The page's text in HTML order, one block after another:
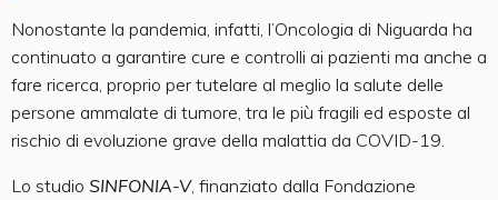
Nonostante la pandemia, infatti, l’Oncologia di Niguarda ha
continuato a garantire cure e controlli ai pazienti ma anche a
fare ricerca, proprio per tutelare al meglio la salute delle
persone ammalate di tumore, tra le più fragili ed esposte al
rischio di evoluzione grave della malattia da COVID-19.
Lo studio SINFONIA-V, finanziato dalla Fondazione